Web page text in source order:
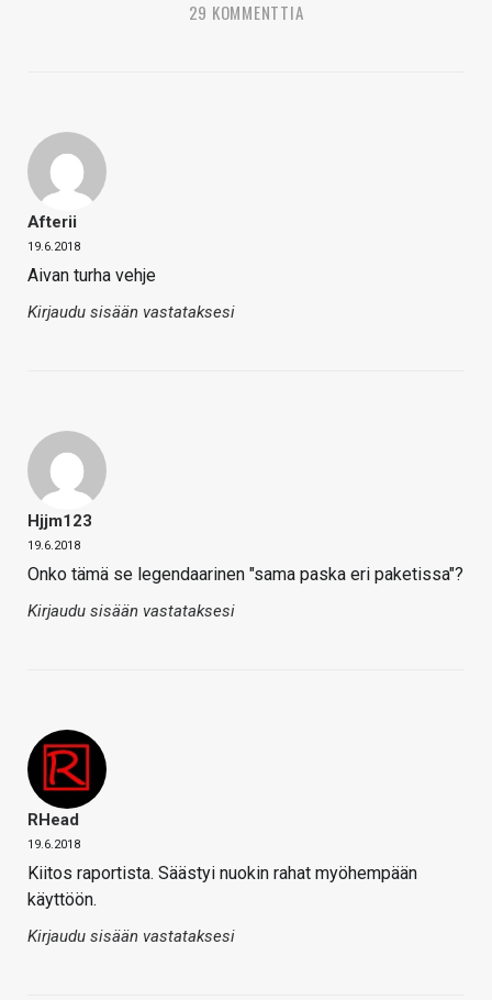
29 KOMMENTTIA
Afterii
19.6.2018
Aivan turha vehje
Kirjaudu sisään vastataksesi
Hjjm123
19.6.2018
Onko tämä se legendaarinen "sama paska eri paketissa"?
Kirjaudu sisään vastataksesi
RHead
19.6.2018
Kiitos raportista. Säästyi nuokin rahat myöhempään
käyttöön.
Kirjaudu sisään vastataksesi